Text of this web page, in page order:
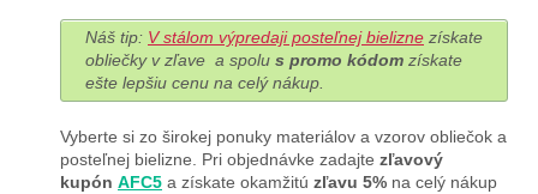
Náš tip: V stálom výpredaji posteľnej bielizne získate
obliečky v zľave a spolu s promo kódom získate
ešte lepšiu cenu na celý nákup.
Vyberte si zo širokej ponuky materiálov a vzorov obliečok a
posteľnej bielizne. Pri objednávke zadajte zľavový
kupón AFC5 a získate okamžitú zľavu 5% na celý nákup